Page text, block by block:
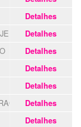
Detalhes
Detalhes
Detalhes
Detalhes
Detalhes
Detalhes
Detalhes